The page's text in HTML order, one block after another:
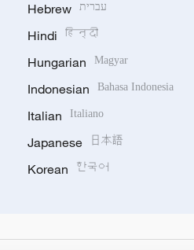
Hebrew עברית
Hindi हिन्दी
Hungarian Magyar
Indonesian Bahasa Indonesia
Italian Italiano
Japanese 日本語
Korean 한국어